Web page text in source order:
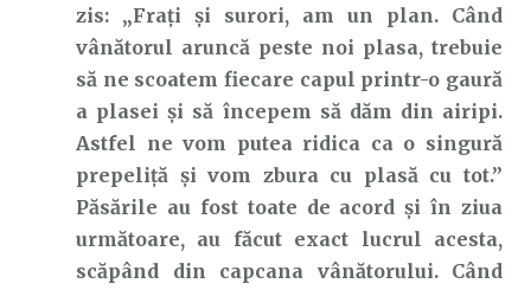
zis: „Frați și surori, am un plan. Când
vânătorul aruncă peste noi plasa, trebuie
să ne scoatem fiecare capul printr-o gaură
a plasei și să începem să dăm din airipi.
Astfel ne vom putea ridica ca o singură
prepeliță și vom zbura cu plasă cu tot.”
Păsările au fost toate de acord și în ziua
următoare, au făcut exact lucrul acesta,
scăpând din capcana vânătorului. Când